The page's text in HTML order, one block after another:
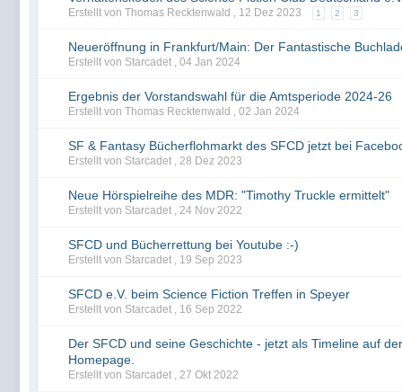
Erstellt von Thomas Recktenwald , 12 Dez 2023 1 2 3
Neueröffnung in Frankfurt/Main: Der Fantastische
Erstellt von Starcadet , 04 Jan 2024
Ergebnis der Vorstandswahl für die Amtsperiode 2024-26
Erstellt von Thomas Recktenwald , 02 Jan 2024
SF & Fantasy Bücherflohmarkt des SFCD jetzt bei
Erstellt von Starcadet , 28 Dez 2023
Neue Hörspielreihe des MDR: "Timothy Truckle ermittelt"
Erstellt von Starcadet , 24 Nov 2022
SFCD und Bücherrettung bei Youtube :-)
Erstellt von Starcadet , 19 Sep 2023
SFCD e.V. beim Science Fiction Treffen in Speyer
Erstellt von Starcadet , 16 Sep 2022
Der SFCD und seine Geschichte - jetzt als Timeline auf der
Homepage.
Erstellt von Starcadet , 27 Okt 2022